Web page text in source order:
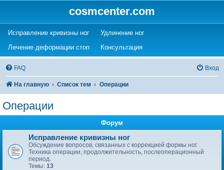
cosmcenter.com
Исправление кривизны ног(Opens a new tab)
Удлинение ног(Opens a new tab)
Лечение деформации стоп(Opens a new tab)
Консультация(Opens a new tab)
FAQ Вход
На главную Список тем Операции
Операции
Форум
Исправление кривизны ног
Обсуждение вопросов, связанных с коррекцией формы ног.
Техника операции, продолжительность, послеоперационный
период.
Темы: 13